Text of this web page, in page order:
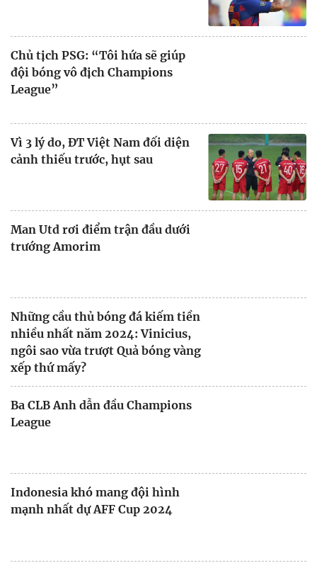
Chủ tịch PSG: “Tôi hứa sẽ giúp
đội bóng vô địch Champions
League”
Vì 3 lý do, ĐT Việt Nam đối diện
cảnh thiếu trước, hụt sau
Man Utd rơi điểm trận đầu dưới
trướng Amorim
Những cầu thủ bóng đá kiếm tiền
nhiều nhất năm 2024: Vinicius,
ngôi sao vừa trượt Quả bóng vàng
xếp thứ mấy?
Ba CLB Anh dẫn đầu Champions
League
Indonesia khó mang đội hình
mạnh nhất dự AFF Cup 2024